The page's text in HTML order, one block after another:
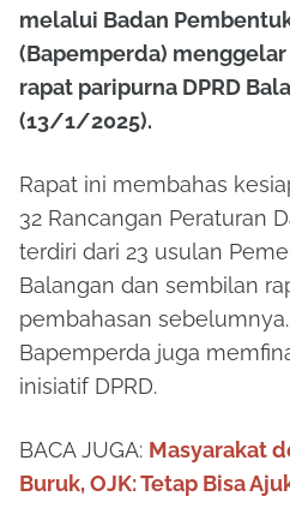
melalui Badan
(Bapemperda)
rapat paripurna DPRD
(13/1/2025).
Rapat ini membahas
32 Rancangan Peraturan
terdiri dari 23 usulan
Balangan dan sembilan
pembahasan
Bapemperda juga
inisiatif DPRD.
BACA JUGA: Masyarakat
Buruk, OJK: Tetap Bisa